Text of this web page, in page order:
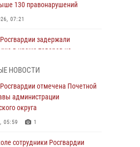
130 правонарушений
07:21
задержали
в краже товаров из
в Белгородской
безопасность
Дня воздушно-десантных
11:45 5
НОВОСТИ
отмечена Почетной
администрации
округа
05:59 1
сотрудники Росгвардии